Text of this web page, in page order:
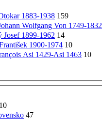
1883-1938 159
Wolfgang Von 1749-1832
Josef 1899-1962 14
1900-1974 10
Asi 1429-Asi 1463 10
47